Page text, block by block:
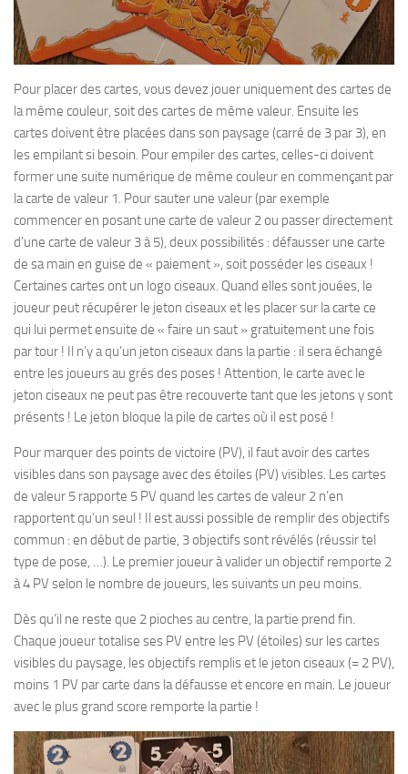
Pour placer des cartes, vous devez jouer uniquement des cartes de
la même couleur, soit des cartes de même valeur. Ensuite les
cartes doivent être placées dans son paysage (carré de 3 par 3), en
les empilant si besoin. Pour empiler des cartes, celles-ci doivent
former une suite numérique de même couleur en commençant par
la carte de valeur 1. Pour sauter une valeur (par exemple
commencer en posant une carte de valeur 2 ou passer directement
d’une carte de valeur 3 à 5), deux possibilités : défausser une carte
de sa main en guise de « paiement », soit posséder les ciseaux !
Certaines cartes ont un logo ciseaux. Quand elles sont jouées, le
joueur peut récupérer le jeton ciseaux et les placer sur la carte ce
qui lui permet ensuite de « faire un saut » gratuitement une fois
par tour ! Il n’y a qu’un jeton ciseaux dans la partie : il sera échangé
entre les joueurs au grés des poses ! Attention, le carte avec le
jeton ciseaux ne peut pas être recouverte tant que les jetons y sont
présents ! Le jeton bloque la pile de cartes où il est posé !
Pour marquer des points de victoire (PV), il faut avoir des cartes
visibles dans son paysage avec des étoiles (PV) visibles. Les cartes
de valeur 5 rapporte 5 PV quand les cartes de valeur 2 n’en
rapportent qu’un seul ! Il est aussi possible de remplir des objectifs
commun : en début de partie, 3 objectifs sont révélés (réussir tel
type de pose, …). Le premier joueur à valider un objectif remporte 2
à 4 PV selon le nombre de joueurs, les suivants un peu moins.
Dès qu’il ne reste que 2 pioches au centre, la partie prend fin.
Chaque joueur totalise ses PV entre les PV (étoiles) sur les cartes
visibles du paysage, les objectifs remplis et le jeton ciseaux (= 2 PV),
moins 1 PV par carte dans la défausse et encore en main. Le joueur
avec le plus grand score remporte la partie !